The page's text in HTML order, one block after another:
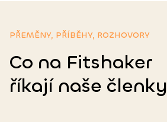
PŘEMĚNY, PŘÍBĚHY, ROZHOVORY
Co na Fitshaker
říkají naše členky